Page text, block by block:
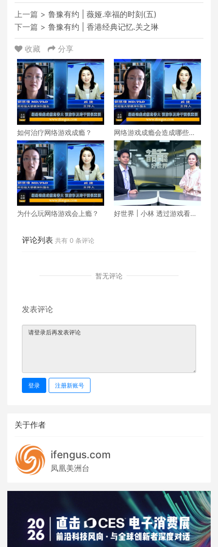
上一篇 > 鲁豫有约 | 薇娅.幸福的时刻(五)
下一篇 > 鲁豫有约 | 香港经典记忆.关之琳
收藏 分享
如何治疗网络游戏成瘾？
网络游戏成瘾会造成哪些潜
在的危害？如何预防？
为什么玩网络游戏会上瘾？
好世界 | 小林 透过游戏看世
评论列表 共有 0 条评论
暂无评论
发表评论
登录 注册新账号
关于作者
ifengus.com
凤凰美洲台